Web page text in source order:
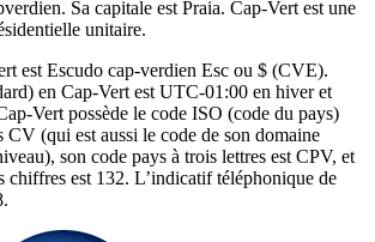
Sa capitale est Praia. Cap-Vert est une
unitaire.
est Escudo cap-verdien Esc ou $ (CVE).
en Cap-Vert est UTC-01:00 en hiver et
Vert possède le code ISO (code du pays)
CV (qui est aussi le code de son domaine
son code pays à trois lettres est CPV, et
chiffres est 132. L’indicatif téléphonique de